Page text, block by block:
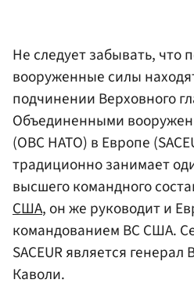
Не следует забывать, что
вооруженные силы
подчинении Верховного
Объединенными
(ОВС НАТО) в Европе
традиционно занимает
высшего командного
США, он же руководит и
командованием ВС США.
SACEUR является
Каволи.